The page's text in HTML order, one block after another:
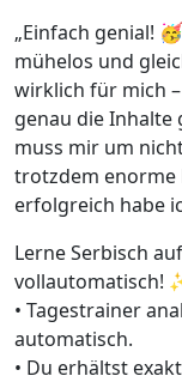
„Einfach genial!
mühelos und
wirklich für mich
genau die Inhalte
muss mir um
trotzdem enorme
erfolgreich habe
Lerne Serbisch
vollautomatisch!
• Tagestrainer
automatisch.
• Du erhältst